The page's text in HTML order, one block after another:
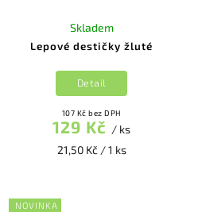
Lepové destičky žluté
Skladem
107 Kč bez DPH
129 Kč / ks
21,50 Kč / 1 ks
Detail
NOVINKA